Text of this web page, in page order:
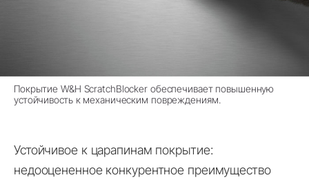
Покрытие W&H ScratchBlocker обеспечивает повышенную
устойчивость к механическим повреждениям.
Устойчивое к царапинам покрытие:
недооцененное конкурентное преимущество